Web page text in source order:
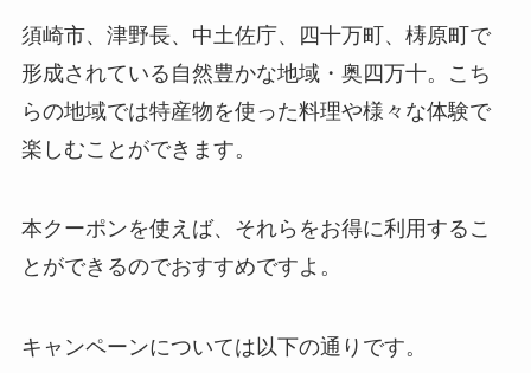
須崎市、津野長、中土佐庁、四十万町、梼原町で
形成されている自然豊かな地域・奥四万十。こち
らの地域では特産物を使った料理や様々な体験で
楽しむことができます。
本クーポンを使えば、それらをお得に利用するこ
とができるのでおすすめですよ。
キャンペーンについては以下の通りです。